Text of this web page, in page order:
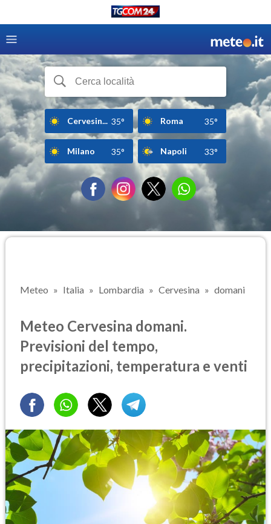
Cervesin... 35° Roma 35°
Milano 35° Napoli 33°
Meteo Italia Lombardia Cervesina domani
Meteo Cervesina domani.
Previsioni del tempo,
precipitazioni, temperatura e venti